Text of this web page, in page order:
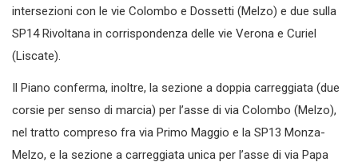
intersezioni con le vie Colombo e Dossetti (Melzo) e due sulla
SP14 Rivoltana in corrispondenza delle vie Verona e Curiel
(Liscate).
Il Piano conferma, inoltre, la sezione a doppia carreggiata (due
corsie per senso di marcia) per l’asse di via Colombo (Melzo),
nel tratto compreso fra via Primo Maggio e la SP13 Monza-
Melzo, e la sezione a carreggiata unica per l’asse di via Papa